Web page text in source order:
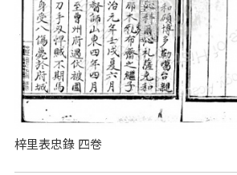
梓里表忠錄 四卷